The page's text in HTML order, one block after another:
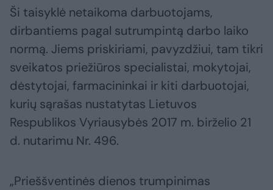
Ši taisyklė netaikoma darbuotojams,
dirbantiems pagal sutrumpintą darbo laiko
normą. Jiems priskiriami, pavyzdžiui, tam tikri
sveikatos priežiūros specialistai, mokytojai,
dėstytojai, farmacininkai ir kiti darbuotojai,
kurių sąrašas nustatytas Lietuvos
Respublikos Vyriausybės 2017 m. birželio 21
d. nutarimu Nr. 496.
„Prieššventinės dienos trumpinimas